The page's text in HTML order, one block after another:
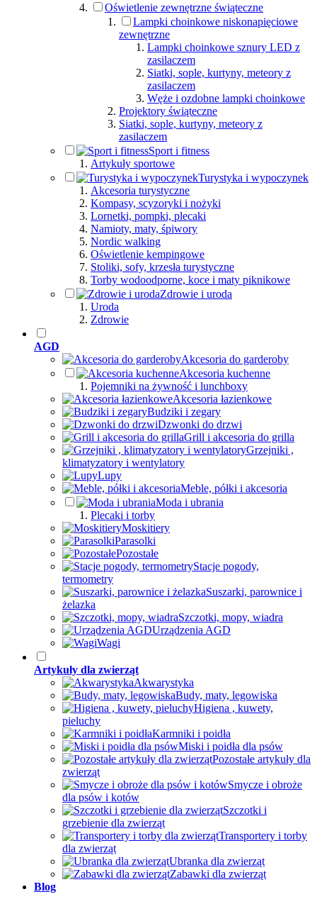
Oświetlenie zewnętrzne świąteczne
Lampki choinkowe niskonapięciowe
zewnętrzne
Lampki choinkowe sznury LED z
zasilaczem
Siatki, sople, kurtyny, meteory z
zasilaczem
Węże i ozdobne lampki choinkowe
Projektory świąteczne
Siatki, sople, kurtyny, meteory z
zasilaczem
Sport i fitness
Artykuły sportowe
Turystyka i wypoczynek
Akcesoria turystyczne
Kompasy, scyzoryki i nożyki
Lornetki, pompki, plecaki
Namioty, maty, śpiwory
Nordic walking
Oświetlenie kempingowe
Stoliki, sofy, krzesła turystyczne
Torby wodoodporne, koce i maty piknikowe
Zdrowie i uroda
Uroda
Zdrowie
AGD
Akcesoria do garderoby
Akcesoria kuchenne
Pojemniki na żywność i lunchboxy
Akcesoria łazienkowe
Budziki i zegary
Dzwonki do drzwi
Grill i akcesoria do grilla
Grzejniki ,
klimatyzatory i wentylatory
Lupy
Meble, półki i akcesoria
Moda i ubrania
Plecaki i torby
Moskitiery
Parasolki
Pozostałe
Stacje pogody,
termometry
Suszarki, parownice i
żelazka
Szczotki, mopy, wiadra
Urządzenia AGD
Wagi
Artykuły dla zwierząt
Akwarystyka
Budy, maty, legowiska
Higiena , kuwety,
pieluchy
Karmniki i poidła
Miski i poidła dla psów
Pozostałe artykuły dla
zwierząt
Smycze i obroże
dla psów i kotów
Szczotki i
grzebienie dla zwierząt
Transportery i torby
dla zwierząt
Ubranka dla zwierząt
Zabawki dla zwierząt
Blog